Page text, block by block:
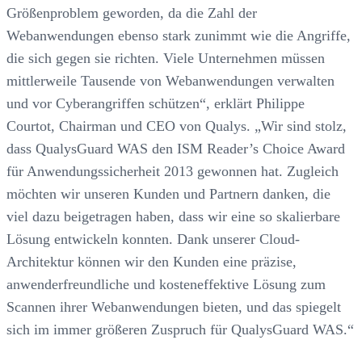
Größenproblem geworden, da die Zahl der
Webanwendungen ebenso stark zunimmt wie die Angriffe,
die sich gegen sie richten. Viele Unternehmen müssen
mittlerweile Tausende von Webanwendungen verwalten
und vor Cyberangriffen schützen“, erklärt Philippe
Courtot, Chairman und CEO von Qualys. „Wir sind stolz,
dass QualysGuard WAS den ISM Reader’s Choice Award
für Anwendungssicherheit 2013 gewonnen hat. Zugleich
möchten wir unseren Kunden und Partnern danken, die
viel dazu beigetragen haben, dass wir eine so skalierbare
Lösung entwickeln konnten. Dank unserer Cloud-
Architektur können wir den Kunden eine präzise,
anwenderfreundliche und kosteneffektive Lösung zum
Scannen ihrer Webanwendungen bieten, und das spiegelt
sich im immer größeren Zuspruch für QualysGuard WAS.“